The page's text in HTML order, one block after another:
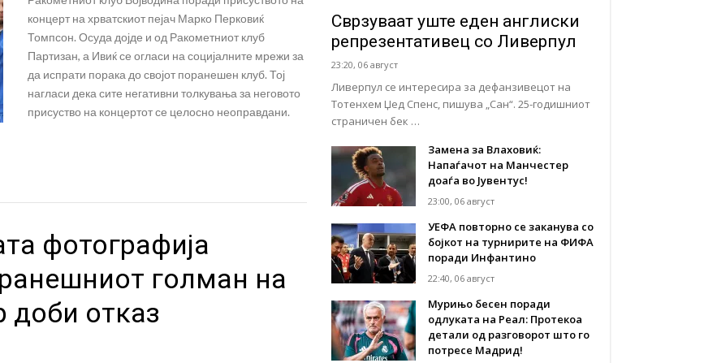
концерт на хрватскиот пејач Марко Перковиќ
Томпсон. Осуда дојде и од Ракометниот клуб
Партизан, а Ивиќ се огласи на социјалните мрежи за
да испрати порака до својот поранешен клуб. Тој
нагласи дека сите негативни толкувања за неговото
присуство на концертот се целосно неоправдани.
фотографија
голман на
доби отказ
Сврзуваат уште еден англиски
репрезентативец со Ливерпул
23:20, 06 август
Ливерпул се интересира за дефанзивецот на
Тотенхем Џед Спенс, пишува „Сан“. 25-годишниот
страничен бек …
Замена за Влаховиќ:
Напаѓачот на Манчестер
доаѓа во Јувентус!
23:00, 06 август
УЕФА повторно се заканува со
бојкот на турнирите на ФИФА
поради Инфантино
22:40, 06 август
Мурињо бесен поради
одлуката на Реал: Протекоа
детали од разговорот што го
потресе Мадрид!